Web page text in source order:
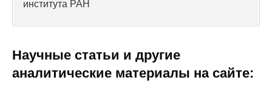
Материалы для СМИ
института РАН
Научные статьи и другие
аналитические материалы на сайте: